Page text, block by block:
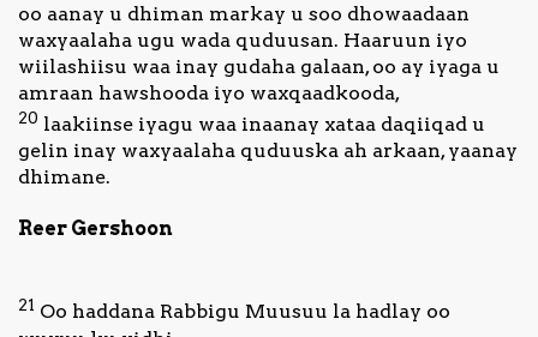
oo aanay u dhiman markay u soo dhowaadaan
waxyaalaha ugu wada quduusan. Haaruun iyo
wiilashiisu waa inay gudaha galaan, oo ay iyaga u
amraan hawshooda iyo waxqaadkooda,
20 laakiinse iyagu waa inaanay xataa daqiiqad u
gelin inay waxyaalaha quduuska ah arkaan, yaanay
dhimane.
Reer Gershoon
21 Oo haddana Rabbigu Muusuu la hadlay oo